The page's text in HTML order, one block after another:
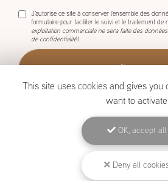
J'autorise ce site à conserver l'ensemble des
formulaire pour faciliter le suivi et le traitement de
exploitation commerciale ne sera faite des
de confidentialité)
Plan du site -Liens
This site uses cookies and gives
want to activate
OK, accept all
Deny all